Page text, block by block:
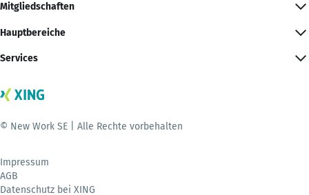
Mitgliedschaften
Hauptbereiche
Services
© New Work SE | Alle Rechte vorbehalten
Impressum
AGB
Datenschutz bei XING